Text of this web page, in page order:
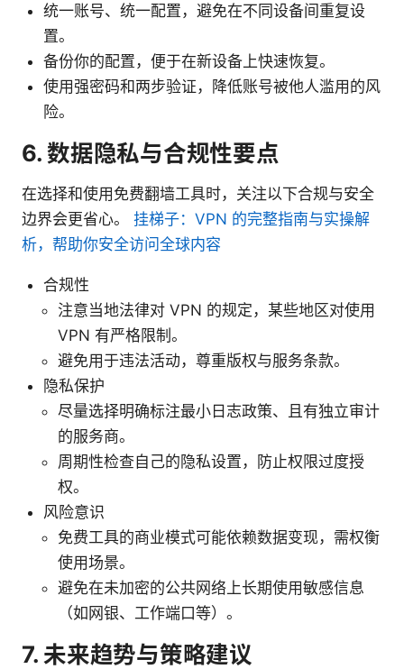
统一账号、统一配置，避免在不同设备间重复设
置。
备份你的配置，便于在新设备上快速恢复。
使用强密码和两步验证，降低账号被他人滥用的风
险。
6. 数据隐私与合规性要点
在选择和使用免费翻墙工具时，关注以下合规与安全
边界会更省心。 挂梯子：VPN 的完整指南与实操解
析，帮助你安全访问全球内容
合规性
注意当地法律对 VPN 的规定，某些地区对使用
VPN 有严格限制。
避免用于违法活动，尊重版权与服务条款。
隐私保护
尽量选择明确标注最小日志政策、且有独立审计
的服务商。
周期性检查自己的隐私设置，防止权限过度授
权。
风险意识
免费工具的商业模式可能依赖数据变现，需权衡
使用场景。
避免在未加密的公共网络上长期使用敏感信息
（如网银、工作端口等）。
7. 未来趋势与策略建议